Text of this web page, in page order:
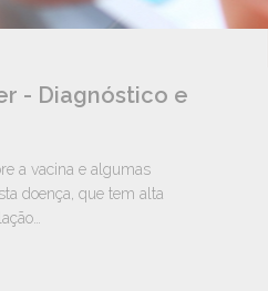
- Diagnóstico e
a vacina e algumas
doença, que tem alta